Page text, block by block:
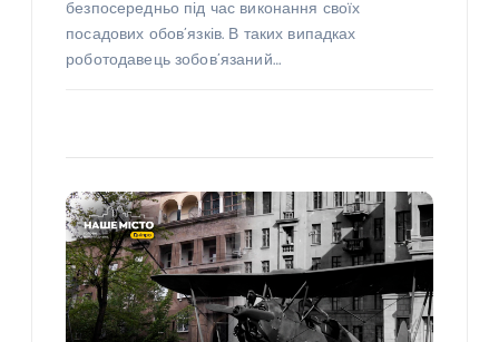
безпосередньо під час виконання своїх
посадових обов’язків. В таких випадках
роботодавець зобов’язаний…